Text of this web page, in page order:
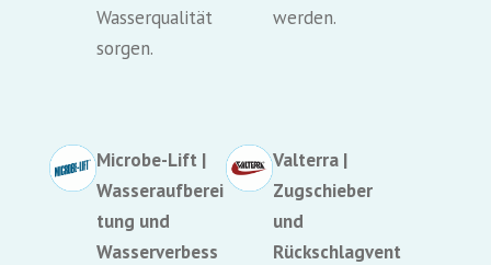
Wasserqualität
sorgen.
werden.
Microbe-Lift |
Wasseraufberei
tung und
Wasserverbess
Valterra |
Zugschieber
und
Rückschlagvent